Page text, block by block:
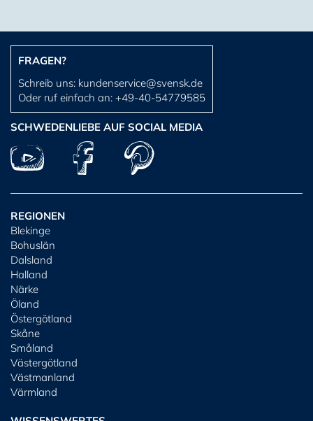
FRAGEN?
Schreib uns: kundenservice@svensk.de
Oder ruf einfach an: +49-40-54779585
SCHWEDENLIEBE AUF SOCIAL MEDIA
REGIONEN
Blekinge
Bohuslän
Dalsland
Halland
Närke
Öland
Östergötland
Skåne
Småland
Västergötland
Västmanland
Värmland